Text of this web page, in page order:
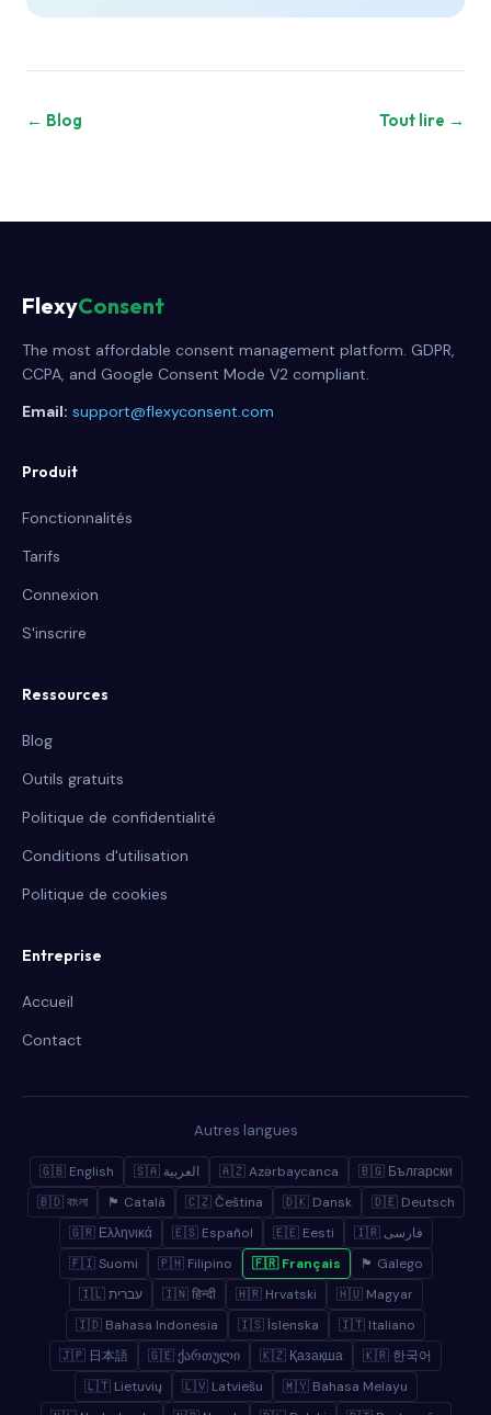
← Blog Tout lire →
FlexyConsent
The most affordable consent management platform. GDPR,
CCPA, and Google Consent Mode V2 compliant.
Email: support@flexyconsent.com
Produit
Fonctionnalités
Tarifs
Connexion
S'inscrire
Ressources
Blog
Outils gratuits
Politique de confidentialité
Conditions d'utilisation
Politique de cookies
Entreprise
Accueil
Contact
Autres langues
🇬🇧 English 🇸🇦 العربية 🇦🇿 Azərbaycanca
🇧🇬 Български
🇧🇩 বাংলা
🏴 Català 🇨🇿 Čeština 🇩🇰 Dansk
🇩🇪 Deutsch
🇬🇷 Ελληνικά
🇪🇸 Español 🇪🇪 Eesti
🇮🇷 فارسی
🇫🇮 Suomi
🇵🇭 Filipino 🇫🇷 Français
🏴 Galego
🇮🇱 עברית
🇮🇳 हिन्दी 🇭🇷 Hrvatski
🇭🇺 Magyar
🇮🇩 Bahasa Indonesia
🇮🇸 Íslenska
🇮🇹 Italiano
🇯🇵 日本語
🇬🇪 ქართული 🇰🇿 Қазақша
🇰🇷 한국어
🇱🇹 Lietuvių
🇱🇻 Latviešu
🇲🇾 Bahasa Melayu